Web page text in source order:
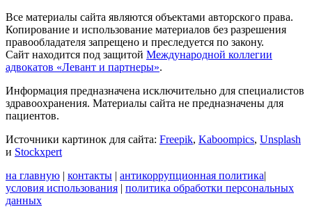
Все материалы сайта являются объектами авторского права.
Копирование и использование материалов без разрешения
правообладателя запрещено и преследуется по закону.
Сайт находится под защитой Международной коллегии
адвокатов «Левант и партнеры».
Информация предназначена исключительно для специалистов
здравоохранения. Материалы сайта не предназначены для
пациентов.
Источники картинок для сайта: Freepik, Kaboompics, Unsplash
и Stockxpert
на главную | контакты | антикоррупционная политика|
условия использования | политика обработки персональных
данных